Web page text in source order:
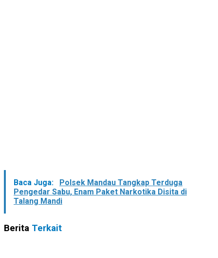
Baca Juga:
Polsek Mandau Tangkap Terduga
Pengedar Sabu, Enam Paket Narkotika Disita di
Talang Mandi
Berita Terkait